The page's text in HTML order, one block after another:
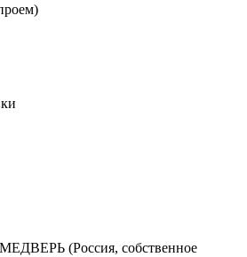
МЕДВЕРЬ (Россия, собственное